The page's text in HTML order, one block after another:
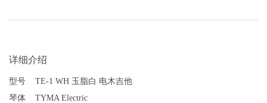
详细介绍
型号 TE-1 WH 玉脂白 电木吉他
琴体 TYMA Electric